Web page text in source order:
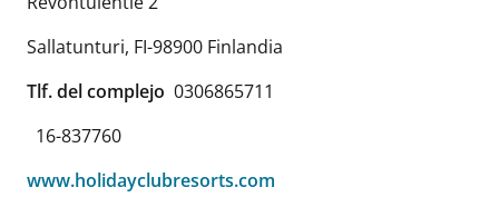
Sallatunturi, FI-98900 Finlandia
Tlf. del complejo 0306865711
16-837760
www.holidayclubresorts.com